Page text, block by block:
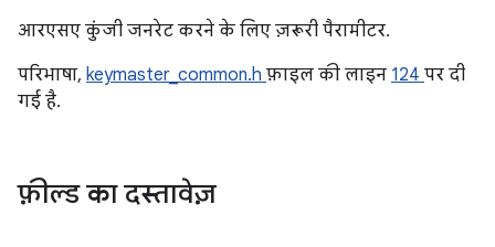
आरएसए कुंजी जनरेट करने के लिए ज़रूरी पैरामीटर.
परिभाषा, keymaster_common.h फ़ाइल की लाइन 124 पर दी
गई है.
फ़ील्ड का दस्तावेज़